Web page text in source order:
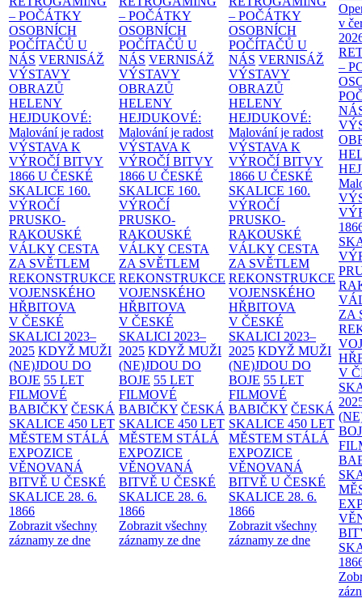
– POČÁTKY
OSOBNÍCH
POČÍTAČŮ U
NÁS VERNISÁŽ
VÝSTAVY
OBRAZŮ
HELENY
HEJDUKOVÉ:
Malování je radost
VÝSTAVA K
VÝROČÍ BITVY
1866 U ČESKÉ
SKALICE 160.
VÝROČÍ
PRUSKO-
RAKOUSKÉ
VÁLKY CESTA
ZA SVĚTLEM
REKONSTRUKCE
VOJENSKÉHO
HŘBITOVA
V ČESKÉ
SKALICI 2023–
2025 KDYŽ MUŽI
(NE)JDOU DO
BOJE 55 LET
FILMOVÉ
BABIČKY ČESKÁ
SKALICE 450 LET
MĚSTEM STÁLÁ
EXPOZICE
VĚNOVANÁ
BITVĚ U ČESKÉ
SKALICE 28. 6.
1866
Zobrazit všechny
záznamy ze dne
– POČÁTKY
OSOBNÍCH
POČÍTAČŮ U
NÁS VERNISÁŽ
VÝSTAVY
OBRAZŮ
HELENY
HEJDUKOVÉ:
Malování je radost
VÝSTAVA K
VÝROČÍ BITVY
1866 U ČESKÉ
SKALICE 160.
VÝROČÍ
PRUSKO-
RAKOUSKÉ
VÁLKY CESTA
ZA SVĚTLEM
REKONSTRUKCE
VOJENSKÉHO
HŘBITOVA
V ČESKÉ
SKALICI 2023–
2025 KDYŽ MUŽI
(NE)JDOU DO
BOJE 55 LET
FILMOVÉ
BABIČKY ČESKÁ
SKALICE 450 LET
MĚSTEM STÁLÁ
EXPOZICE
VĚNOVANÁ
BITVĚ U ČESKÉ
SKALICE 28. 6.
1866
Zobrazit všechny
záznamy ze dne
– POČÁTKY
OSOBNÍCH
POČÍTAČŮ U
NÁS VERNISÁŽ
VÝSTAVY
OBRAZŮ
HELENY
HEJDUKOVÉ:
Malování je radost
VÝSTAVA K
VÝROČÍ BITVY
1866 U ČESKÉ
SKALICE 160.
VÝROČÍ
PRUSKO-
RAKOUSKÉ
VÁLKY CESTA
ZA SVĚTLEM
REKONSTRUKCE
VOJENSKÉHO
HŘBITOVA
V ČESKÉ
SKALICI 2023–
2025 KDYŽ MUŽI
(NE)JDOU DO
BOJE 55 LET
FILMOVÉ
BABIČKY ČESKÁ
SKALICE 450 LET
MĚSTEM STÁLÁ
EXPOZICE
VĚNOVANÁ
BITVĚ U ČESKÉ
SKALICE 28. 6.
1866
Zobrazit všechny
záznamy ze dne
v
–
ZA
V